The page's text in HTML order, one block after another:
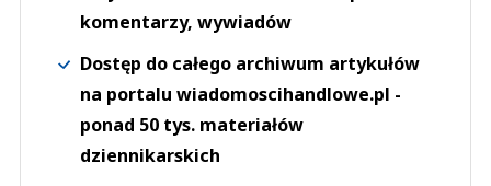
komentarzy, wywiadów
Dostęp do całego archiwum artykułów
na portalu wiadomoscihandlowe.pl -
ponad 50 tys. materiałów
dziennikarskich